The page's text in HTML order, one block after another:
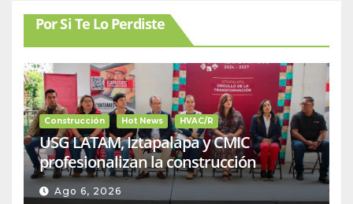
Por Si Te Lo Perdiste
Construcción Hot News HVAC/R
USG LATAM, Iztapalapa y CMIC
profesionalizan la construcción
Ago 6, 2026